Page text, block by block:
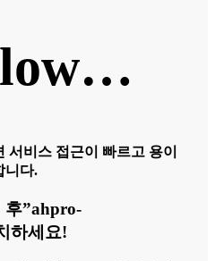
서비스 접근이 빠르고 용이
니다.
후”ahpro-
하세요!